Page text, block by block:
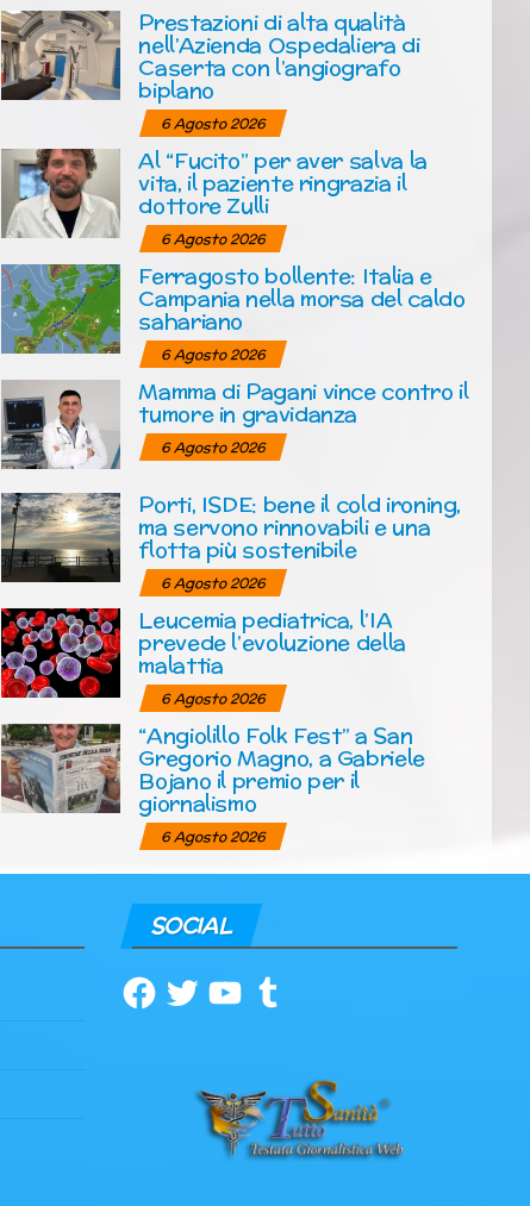
Prestazioni di alta qualità
nell’Azienda Ospedaliera di
Caserta con l’angiografo
biplano
6 Agosto 2026
Al “Fucito” per aver salva la
vita, il paziente ringrazia il
dottore Zulli
6 Agosto 2026
Ferragosto bollente: Italia e
Campania nella morsa del caldo
sahariano
6 Agosto 2026
Mamma di Pagani vince contro il
tumore in gravidanza
6 Agosto 2026
Porti, ISDE: bene il cold ironing,
ma servono rinnovabili e una
flotta più sostenibile
6 Agosto 2026
Leucemia pediatrica, l’IA
prevede l’evoluzione della
malattia
6 Agosto 2026
“Angiolillo Folk Fest” a San
Gregorio Magno, a Gabriele
Bojano il premio per il
giornalismo
6 Agosto 2026
SOCIAL
Facebook
TwitterYouTubeTumblr